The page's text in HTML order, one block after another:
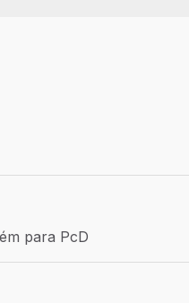
para PcD
para PcD